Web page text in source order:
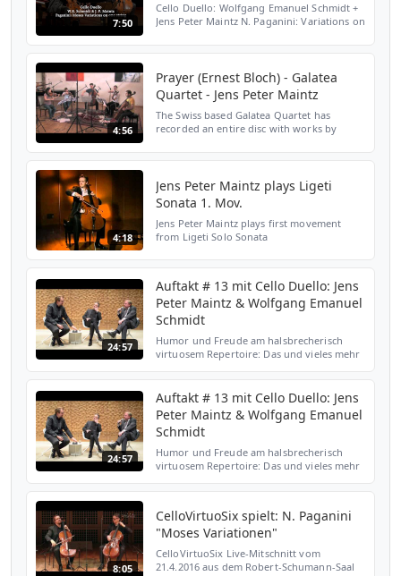
7:50
Cello Duello: Wolfgang Emanuel Schmidt +
Jens Peter Maintz N. Paganini: Variations on
4:56
Prayer (Ernest Bloch) - Galatea
Quartet - Jens Peter Maintz
The Swiss based Galatea Quartet has
recorded an entire disc with works by
4:18
Jens Peter Maintz plays Ligeti
Sonata 1. Mov.
Jens Peter Maintz plays first movement
from Ligeti Solo Sonata
24:57
Auftakt # 13 mit Cello Duello: Jens
Peter Maintz & Wolfgang Emanuel
Schmidt
Humor und Freude am halsbrecherisch
virtuosem Repertoire: Das und vieles mehr
Schmidt haben vor g...
24:57
Auftakt # 13 mit Cello Duello: Jens
Peter Maintz & Wolfgang Emanuel
Schmidt
Humor und Freude am halsbrecherisch
virtuosem Repertoire: Das und vieles mehr
8:05
CelloVirtuoSix spielt: N. Paganini
"Moses Variationen"
CelloVirtuoSix Live-Mitschnitt vom
21.4.2016 aus dem Robert-Schumann-Saal